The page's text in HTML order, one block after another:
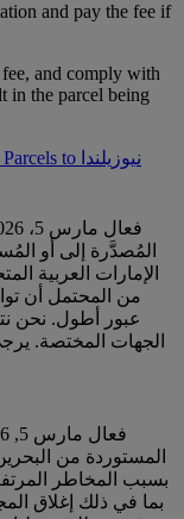
and pay the fee if
and comply with
in the parcel being
New Legal Requirements for Parcels to نيوزيلندا
المُصدَّرة إلى أو
الإمارات العربية
من المحتمل أن
عبور أطول. نحن
الجهات المختصة.
المستوردة من
بسبب المخاطر
بما في ذلك إغلاق